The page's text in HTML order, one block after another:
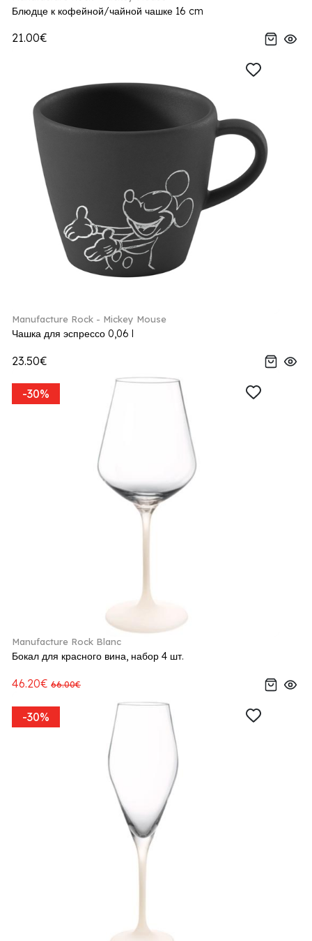
Блюдце к кофейной/чайной чашке 16 cm
21.00€
Manufacture Rock - Mickey Mouse
Чашка для эспрессо 0,06 l
23.50€
-30%
Manufacture Rock Blanc
Бокал для красного вина, набор 4 шт.
46.20€ 66.00€
-30%